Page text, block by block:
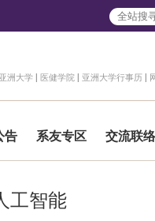
亚洲大学 | 医健学院 | 亚洲大学行事历 |
告 系友专区 交流联络
工智能